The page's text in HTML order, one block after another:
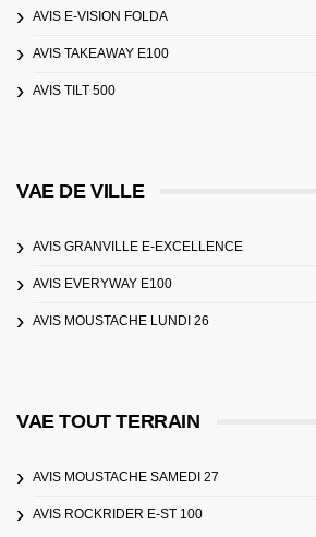
AVIS E-VISION FOLDA
AVIS TAKEAWAY E100
AVIS TILT 500
VAE DE VILLE
AVIS GRANVILLE E-EXCELLENCE
AVIS EVERYWAY E100
AVIS MOUSTACHE LUNDI 26
VAE TOUT TERRAIN
AVIS MOUSTACHE SAMEDI 27
AVIS ROCKRIDER E-ST 100